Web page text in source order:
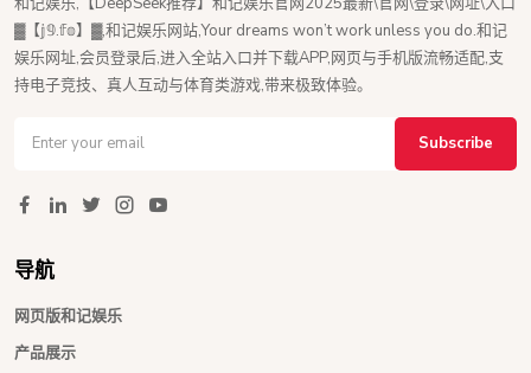
▓【𝕛𝟡.𝕗𝕠】▓,和记娱乐网站,Your dreams won’t work unless you do.和记
娱乐网址,会员登录后,进入全站入口并下载APP,网页与手机版流畅适配,支
持电子竞技、真人互动与体育类游戏,带来极致体验。
Subscribe
导航
网页版和记娱乐
产品展示